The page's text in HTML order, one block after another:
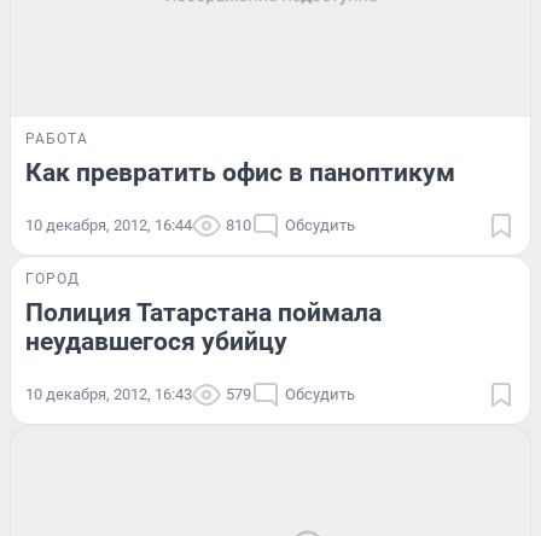
РАБОТА
Как превратить офис в паноптикум
10 декабря, 2012, 16:44 810 Обсудить
ГОРОД
Полиция Татарстана поймала
неудавшегося убийцу
10 декабря, 2012, 16:43 579 Обсудить